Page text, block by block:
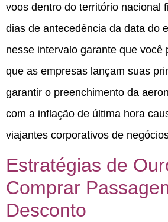
voos dentro do território nacional
dias de antecedência da data do
nesse intervalo garante que você
que as empresas lançam suas
garantir o preenchimento da
com a inflação de última hora
viajantes corporativos de
Estratégias de
Comprar
Desconto